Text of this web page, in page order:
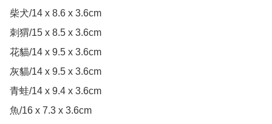
柴犬/14 x 8.6 x 3.6cm
刺猬/15 x 8.5 x 3.6cm
花貓/14 x 9.5 x 3.6cm
灰貓/14 x 9.5 x 3.6cm
青蛙/14 x 9.4 x 3.6cm
魚/16 x 7.3 x 3.6cm